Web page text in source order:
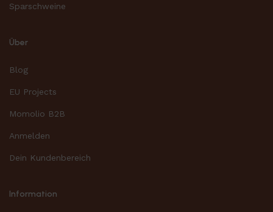
Sparschweine
Über
Blog
EU Projects
Momolio B2B
Anmelden
Dein Kundenbereich
Information